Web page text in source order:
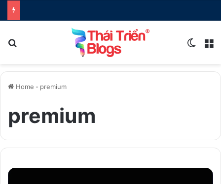
Home - premium
premium